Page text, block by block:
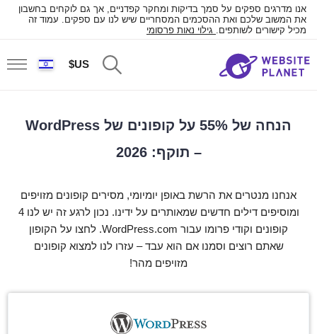
אנו מדרגים ספקים על סמך בדיקות ומחקר קפדניים, אך גם לוקחים בחשבון
את המשוב שלכם ואת ההסכמים המסחריים שיש לנו עם ספקים. עמוד זה
מכיל קישורים לשותפים. גילוי נאות פרסומי
US$
הנחה של 55% על קופונים של WordPress
– תוקף: 2026
אנחנו מנטרים את הרשת באופן יומיומי, מסירים קופונים מזויפים
ומוסיפים דילים חדשים שמאותרים על ידינו. נכון לרגע זה יש לנו 4
קופונים וקודי פרומו עבור WordPress.com. לחצו על הקופון
שאתם רוצים וסמנו אם הוא עבד – עזרו לנו למצוא קופונים
מזויפים מהר!